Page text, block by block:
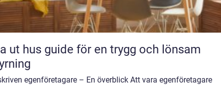
för en trygg och lönsam
egenföretagare – En överblick Att vara egenföretagare